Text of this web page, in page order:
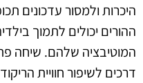
היכרות ולמסור עדכונים
ההורים יכולים לתמוך
המוטיבציה שלהם. שיחה
דרכים לשיפור חוויית